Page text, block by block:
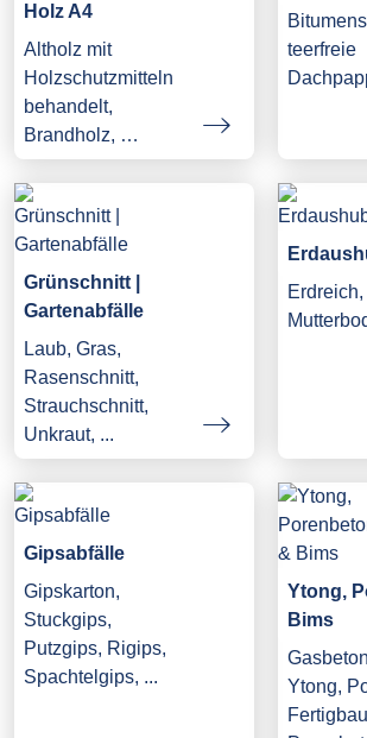
Holz A4
Altholz mit
Holzschutzmitteln
behandelt,
Brandholz, …
teerfreie
Grünschnitt |
Gartenabfälle
Laub, Gras,
Rasenschnitt,
Strauchschnitt,
Unkraut, ...
Gipsabfälle
Gipskarton,
Stuckgips,
Putzgips, Rigips,
Spachtelgips, ...
Ytong,
Bims
Ytong,